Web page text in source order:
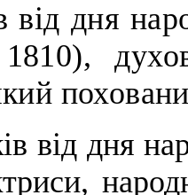
від дня
дня